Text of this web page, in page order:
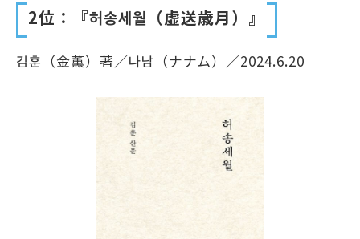
2位：『허송세월（虚送歳月）』
김훈（金薫）著／나남（ナナム）／2024.6.20